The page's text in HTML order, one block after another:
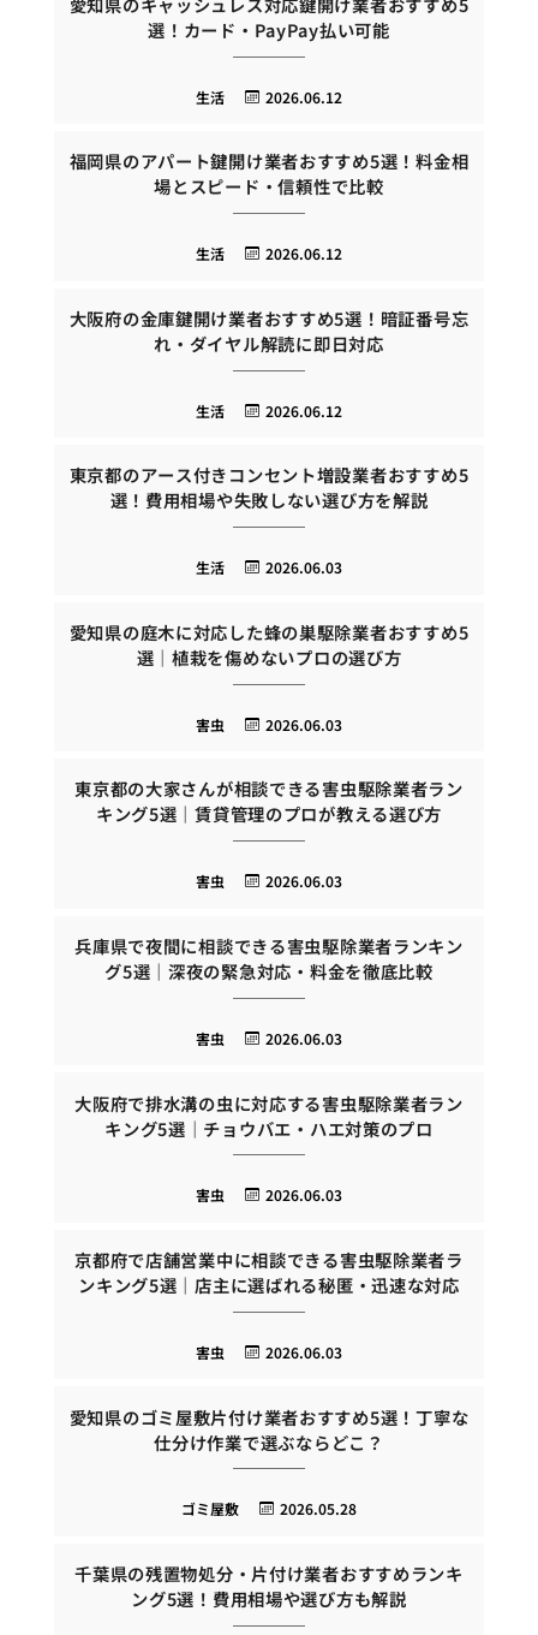
選！カード・PayPay払い可能
2026.06.12
生活
福岡県のアパート鍵開け業者おすすめ5選！料金相
場とスピード・信頼性で比較
2026.06.12
生活
大阪府の金庫鍵開け業者おすすめ5選！暗証番号忘
れ・ダイヤル解読に即日対応
2026.06.12
生活
東京都のアース付きコンセント増設業者おすすめ5
選！費用相場や失敗しない選び方を解説
2026.06.03
生活
愛知県の庭木に対応した蜂の巣駆除業者おすすめ5
選｜植栽を傷めないプロの選び方
2026.06.03
害虫
東京都の大家さんが相談できる害虫駆除業者ラン
キング5選｜賃貸管理のプロが教える選び方
2026.06.03
害虫
兵庫県で夜間に相談できる害虫駆除業者ランキン
グ5選｜深夜の緊急対応・料金を徹底比較
2026.06.03
害虫
大阪府で排水溝の虫に対応する害虫駆除業者ラン
キング5選｜チョウバエ・ハエ対策のプロ
2026.06.03
害虫
京都府で店舗営業中に相談できる害虫駆除業者ラ
ンキング5選｜店主に選ばれる秘匿・迅速な対応
2026.06.03
害虫
愛知県のゴミ屋敷片付け業者おすすめ5選！丁寧な
仕分け作業で選ぶならどこ？
2026.05.28
ゴミ屋敷
千葉県の残置物処分・片付け業者おすすめランキ
ング5選！費用相場や選び方も解説